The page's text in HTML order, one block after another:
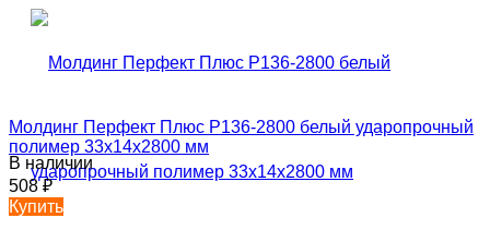
Молдинг Перфект Плюс P136-2800 белый ударопрочный
полимер 33х14х2800 мм
В наличии
508₽
Купить